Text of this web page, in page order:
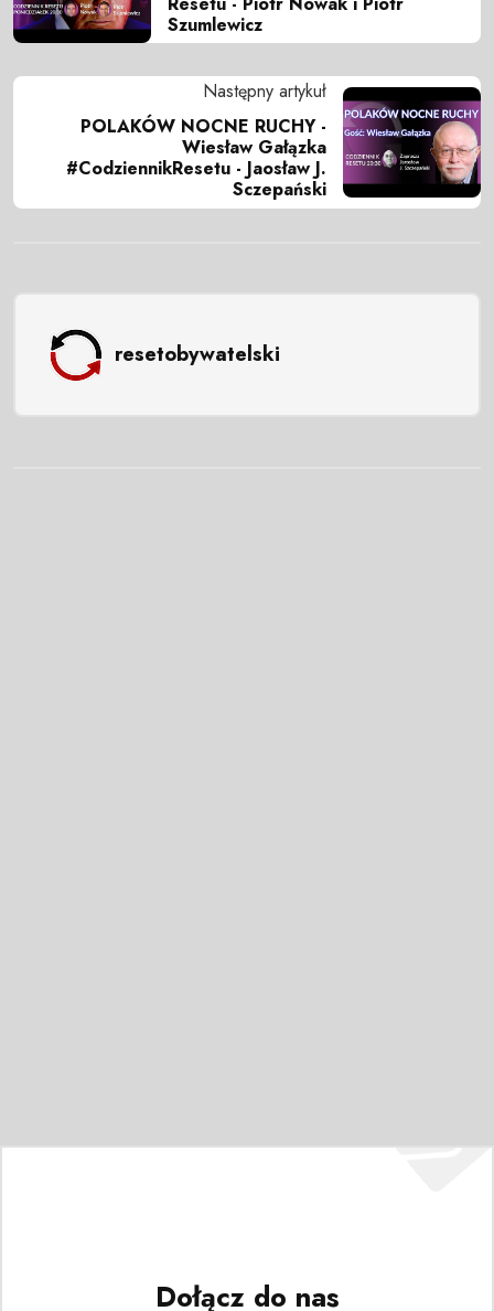
Szumlewicz
Następny artykuł
POLAKÓW NOCNE RUCHY -
Wiesław Gałązka
#CodziennikResetu - Jaosław J.
Sczepański
resetobywatelski
Dołącz do nas